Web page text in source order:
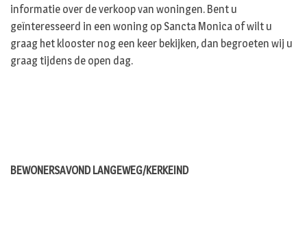
informatie over de verkoop van woningen. Bent u
geïnteresseerd in een woning op Sancta Monica of wilt u
graag het klooster nog een keer bekijken, dan begroeten wij u
graag tijdens de open dag.
BEWONERSAVOND LANGEWEG/KERKEIND